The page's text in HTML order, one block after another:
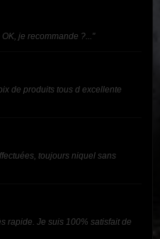
je recommande ?..."
de produits tous d excellente
toujours niquel sans
rapide. Je suis 100% satisfait de